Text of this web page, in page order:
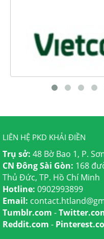
LIÊN HỆ PKD KHẢI ĐIỀN
Trụ sở: 48 Bờ Bao 1, P.
CN Đông Sài Gòn: 168
Thủ Đức, TP. Hồ Chí Minh
Hotline: 0902993899
Email:
Tumblr.com -
Reddit.com -